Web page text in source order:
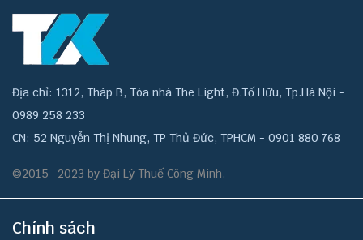
Địa chỉ: 1312, Tháp B, Tòa nhà The Light, Đ.Tố Hữu, Tp.Hà Nội -
0989 258 233
CN: 52 Nguyễn Thị Nhung, TP Thủ Đức, TPHCM - 0901 880 768
©2015- 2023 by Đại Lý Thuế Công Minh.
Chính sách